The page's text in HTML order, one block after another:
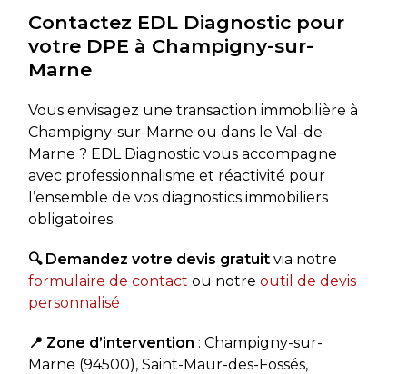
recommande sans hésiter.
Contactez EDL Diagnostic pour
votre DPE à Champigny-sur-
Marne
Vous envisagez une transaction immobilière à
Champigny-sur-Marne ou dans le Val-de-
Marne ? EDL Diagnostic vous accompagne
avec professionnalisme et réactivité pour
l’ensemble de vos diagnostics immobiliers
obligatoires.
🔍 Demandez votre devis gratuitvia notre
formulaire de contact ou notre outil de devis
personnalisé
📍 Zone d’intervention : Champigny-sur-
Marne (94500), Saint-Maur-des-Fossés,